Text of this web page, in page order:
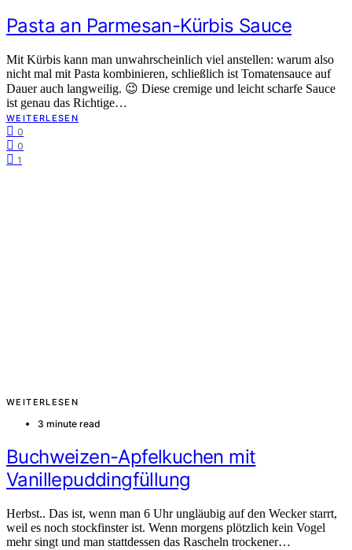
Pasta an Parmesan-Kürbis Sauce
Mit Kürbis kann man unwahrscheinlich viel anstellen: warum also
nicht mal mit Pasta kombinieren, schließlich ist Tomatensauce auf
Dauer auch langweilig. 😉 Diese cremige und leicht scharfe Sauce
ist genau das Richtige…
WEITERLESEN
0
0
1
WEITERLESEN
3 minute read
Buchweizen-Apfelkuchen mit
Vanillepuddingfüllung
Herbst.. Das ist, wenn man 6 Uhr ungläubig auf den Wecker starrt,
weil es noch stockfinster ist. Wenn morgens plötzlich kein Vogel
mehr singt und man stattdessen das Rascheln trockener…